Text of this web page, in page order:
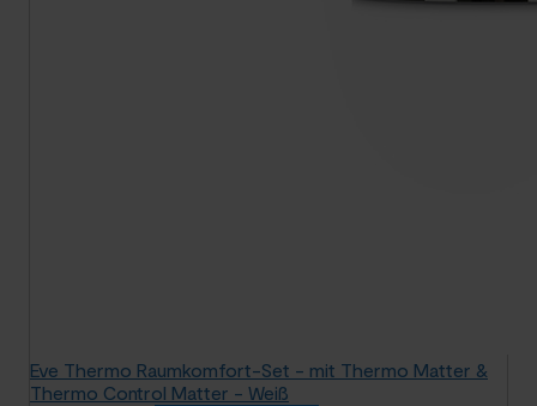
Eve Thermo Raumkomfort-Set - mit Thermo Matter &
Thermo Control Matter - Weiß